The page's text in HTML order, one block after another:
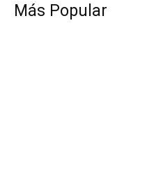
Más Popular